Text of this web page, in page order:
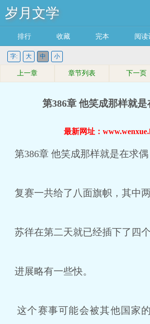
岁月文学
排行 收藏 完本 阅读
字: 大 中 小
上一章 章节列表 下一页
第386章 他笑成那样就是
最新网址：
第386章 他笑成那样就是在求偶
复赛一共给了八面旗帜，其中两
苏徉在第二天就已经插下了四个
进展略有一些快。
这个赛事可能会被其他国家